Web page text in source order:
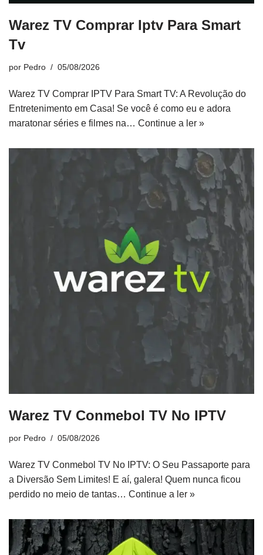
Warez TV Comprar Iptv Para Smart
Tv
por Pedro 05/08/2026
Warez TV Comprar IPTV Para Smart TV: A Revolução do
Entretenimento em Casa! Se você é como eu e adora
maratonar séries e filmes na… Continue a ler »
Warez TV Conmebol TV No IPTV
por Pedro 05/08/2026
Warez TV Conmebol TV No IPTV: O Seu Passaporte para
a Diversão Sem Limites! E aí, galera! Quem nunca ficou
perdido no meio de tantas… Continue a ler »